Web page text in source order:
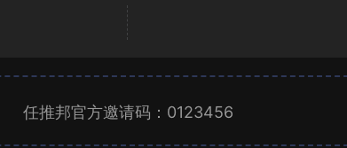
任推邦官方邀请码：0123456